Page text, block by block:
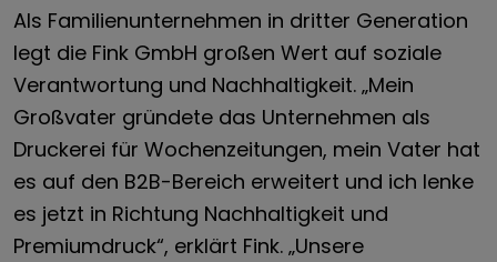
Als Familienunternehmen in dritter Generation
legt die Fink GmbH großen Wert auf soziale
Verantwortung und Nachhaltigkeit. „Mein
Großvater gründete das Unternehmen als
Druckerei für Wochenzeitungen, mein Vater hat
es auf den B2B-Bereich erweitert und ich lenke
es jetzt in Richtung Nachhaltigkeit und
Premiumdruck“, erklärt Fink. „Unsere